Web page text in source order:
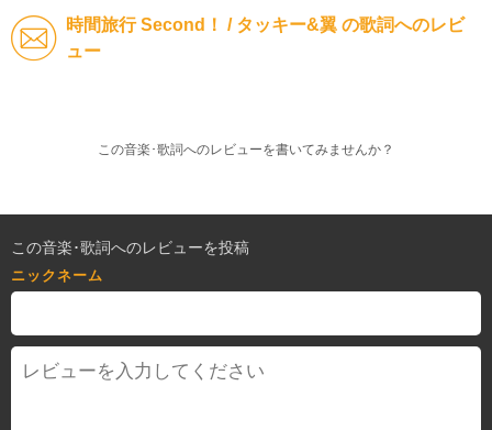
時間旅行 Second！ / タッキー&翼 の歌詞へのレビ
ュー
この音楽･歌詞へのレビューを書いてみませんか？
この音楽･歌詞へのレビューを投稿
ニックネーム